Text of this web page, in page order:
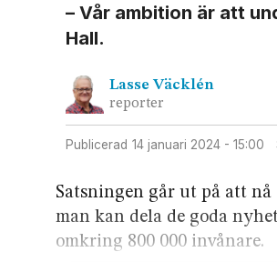
– Vår ambition är att
Hall.
Lasse Väcklén
reporter
Publicerad 14 januari 2024 - 15:00
Satsningen går ut på att
man kan dela de goda
omkring 800 000 invånare.